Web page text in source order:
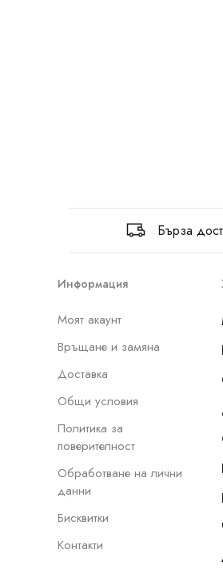
Бърза
Информация
Моят акаунт
Връщане и замяна
Доставка
Общи условия
Политика за
поверителност
Обработване на лични
данни
Бисквитки
Контакти